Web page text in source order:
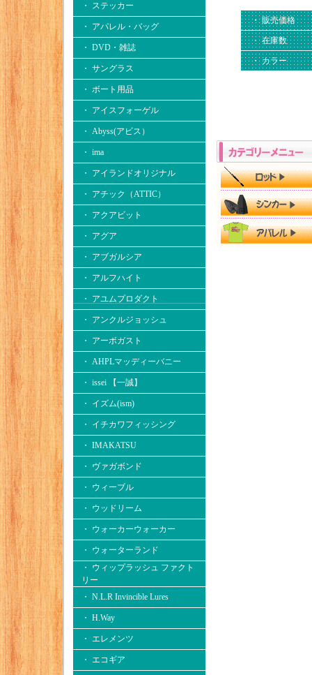
・ ステッカー
・ アパレル・バッグ
・ DVD・雑誌
・ サングラス
・ ボート用品
・ アイスフォーゲル
・ Abyss(アビス）
・ ima
・ アイランドオリジナル
・ アチック（ATTIC）
・ アクアビット
・ アグア
・ アブガルシア
・ アルフハイト
・ アユムプロダクト
・ アンクルジョッシュ
・ アーボガスト
・ AHPLマッディーバニー
・ issei 【一誠】
・ イズム(ism)
・ イチカワフィッシング
・ IMAKATSU
・ ヴァガボンド
・ ウィーブル
・ ウッドリーム
・ ウォーカーウォーカー
・ ウォーターランド
・ ウィップラッシュ ファクト
リー
・ N.L.R Invincible Lures
・ H.Way
・ エレメンツ
・ エコギア
・ 販売価格
・ 在庫数
・ カラー